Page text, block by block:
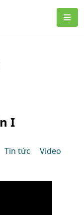
I
Tin tức Video